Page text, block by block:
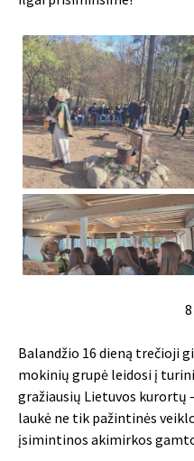
Balandžio 16 dieną trečioji
mokinių grupė leidosi į
gražiausių Lietuvos kurortų
laukė ne tik pažintinės
įsimintinos akimirkos